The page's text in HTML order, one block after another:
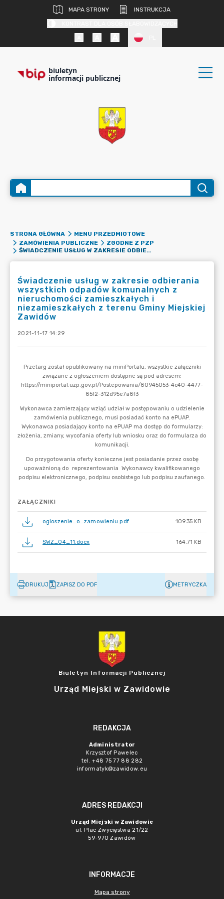
MAPA STRONY
INSTRUKCJA
biuletyn
informacji publicznej
STRONA GŁÓWNA
MENU PRZEDMIOTOWE
ZAMÓWIENIA PUBLICZNE
ZGODNE Z PZP
ŚWIADCZENIE USŁUG W ZAKRESIE ODBIERANIA WSZYSTKICH ODPADÓW KOMUNALNYCH Z NIERUCHOMOŚCI ZAMIESZKAŁYCH I NIEZAMIESZKAŁYCH Z TERENU GMINY MIEJSKIEJ ZAWIDÓW
Świadczenie usług w zakresie odbierania
wszystkich odpadów komunalnych z
nieruchomości zamieszkałych i
niezamieszkałych z terenu Gminy Miejskiej
Zawidów
2021-11-17 14:29
ZAŁĄCZNIKI
ogloszenie_o_zamowieniu.pdf 109.35 KB
SWZ_04_11.docx 164.71 KB
DRUKUJ ZAPISZ DO PDF METRYCZKA
Biuletyn Informacji Publicznej
Urząd Miejski w Zawidowie
REDAKCJA
Administrator
Krzysztof Pawelec
tel. +48 75 77 88 282
informatyk@zawidow.eu
ADRES REDAKCJI
Urząd Miejski w Zawidowie
ul. Plac Zwycięstwa 21/22
59-970 Zawidów
INFORMACJE
Mapa strony